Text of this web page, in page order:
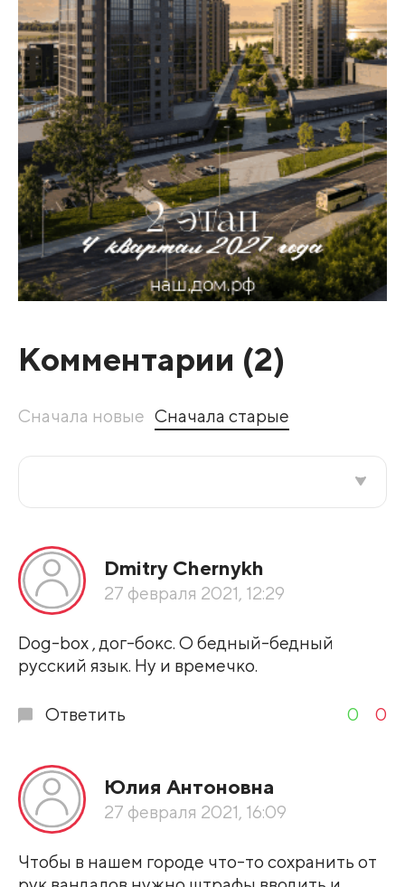
Комментарии (2)
Сначала новые Сначала старые
По рейтингу
Развернуть все
Dmitry Chernykh
27 февраля 2021, 12:29
Dog-box , дог-бокс. О бедный-бедный
русский язык. Ну и времечко.
Ответить 0 0
Юлия Антоновна
27 февраля 2021, 16:09
Чтобы в нашем городе что-то сохранить от